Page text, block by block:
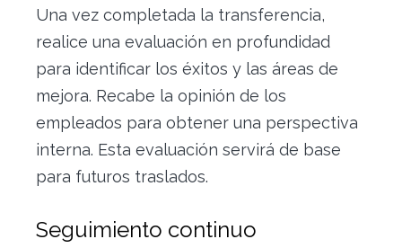
Una vez completada la transferencia,
realice una evaluación en profundidad
para identificar los éxitos y las áreas de
mejora. Recabe la opinión de los
empleados para obtener una perspectiva
interna. Esta evaluación servirá de base
para futuros traslados.
Seguimiento continuo